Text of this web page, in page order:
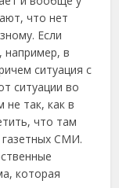
что нет
Если
например, в
ситуация с
ситуации во
не так, как в
что там
газетных СМИ.
которая